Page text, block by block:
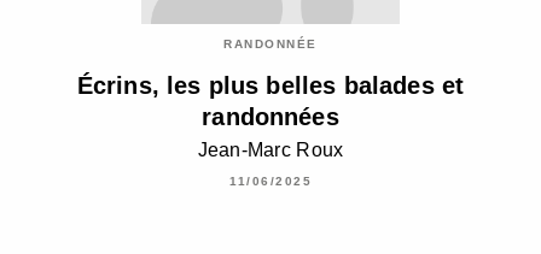
RANDONNÉE
Écrins, les plus belles balades et
randonnées
Jean-Marc Roux
11/06/2025